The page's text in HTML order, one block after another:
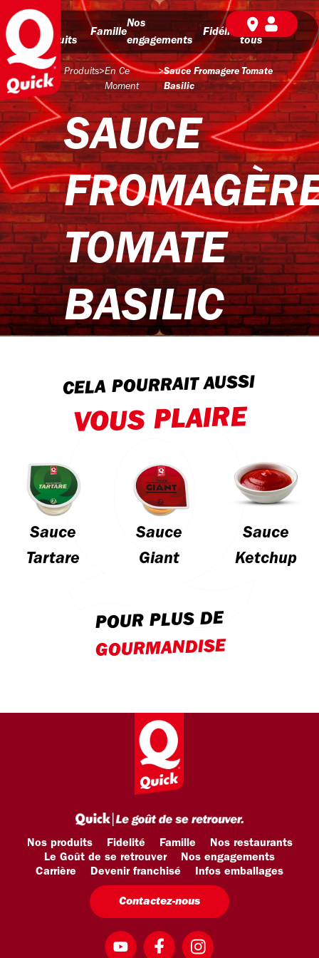
Nos
produits
Famille
Nos
engagements
Fidélité
BD pour
tous
Produits>En Ce
Moment
>Sauce Fromagere Tomate
Basilic
SAUCE
TOMATE
BASILIC
CELA POURRAIT AUSSI
VOUS PLAIRE
Sauce
Tartare
Sauce
Giant
Sauce
Ketchup
POUR PLUS DE
GOURMANDISE
Nos produits Fidelité Famille
Nos restaurants
Le Goût de se retrouver
Nos engagements
Carrière
Devenir franchisé Infos emballages
Contactez-nous